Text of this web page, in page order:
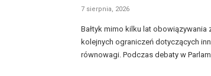
7 sierpnia, 2026
Bałtyk mimo kilku lat
kolejnych ograniczeń dotyczących
równowagi. Podczas debaty w